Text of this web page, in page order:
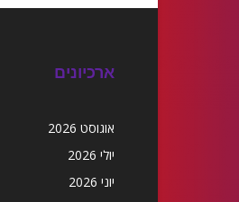
ארכיונים
אוגוסט 2026
יולי 2026
יוני 2026